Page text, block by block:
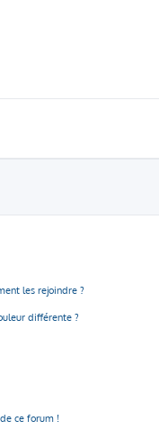
les rejoindre ?
différente ?
ce forum !